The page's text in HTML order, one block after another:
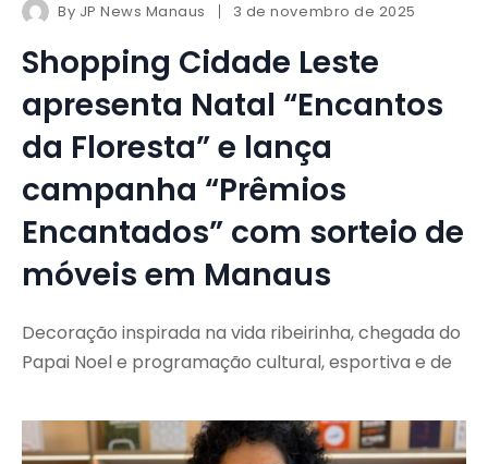
By JP News Manaus 3 de novembro de 2025
Shopping Cidade Leste
apresenta Natal “Encantos
da Floresta” e lança
campanha “Prêmios
Encantados” com sorteio de
móveis em Manaus
Decoração inspirada na vida ribeirinha, chegada do
Papai Noel e programação cultural, esportiva e de